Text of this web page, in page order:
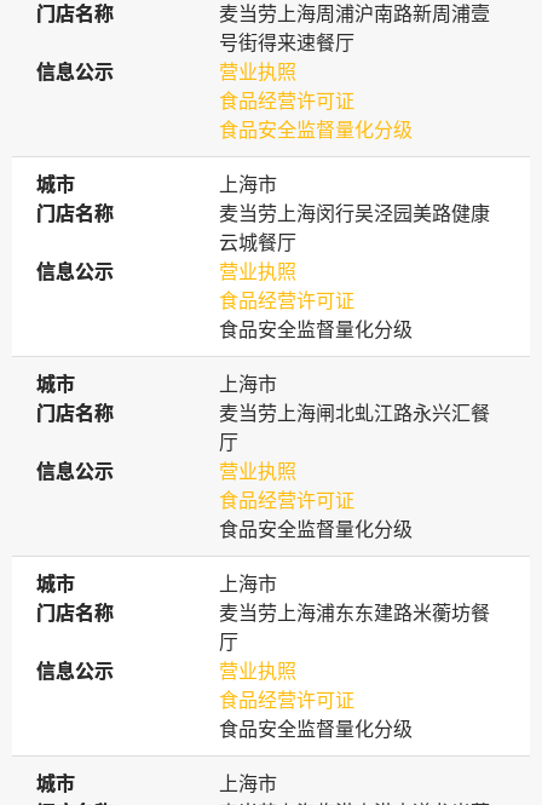
门店名称
门店名称
麦当劳上海周浦沪南路新周浦壹
号街得来速餐厅
信息公示
信息公示
营业执照
食品经营许可证
食品安全监督量化分级
城市
城市
上海市
门店名称
门店名称
麦当劳上海闵行吴泾园美路健康
云城餐厅
信息公示
信息公示
营业执照
食品经营许可证
食品安全监督量化分级
城市
城市
上海市
门店名称
门店名称
麦当劳上海闸北虬江路永兴汇餐
厅
信息公示
信息公示
营业执照
食品经营许可证
食品安全监督量化分级
城市
城市
上海市
门店名称
门店名称
麦当劳上海浦东东建路米蘅坊餐
厅
信息公示
信息公示
营业执照
食品经营许可证
食品安全监督量化分级
城市
城市
上海市